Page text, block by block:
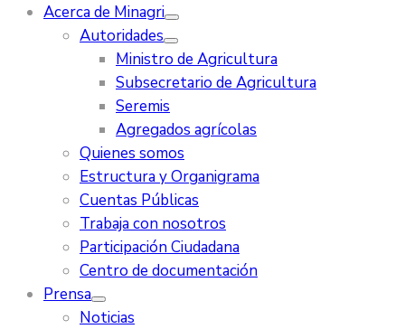
Acerca de Minagri
Autoridades
Ministro de Agricultura
Subsecretario de Agricultura
Seremis
Agregados agrícolas
Quienes somos
Estructura y Organigrama
Cuentas Públicas
Trabaja con nosotros
Participación Ciudadana
Centro de documentación
Prensa
Noticias